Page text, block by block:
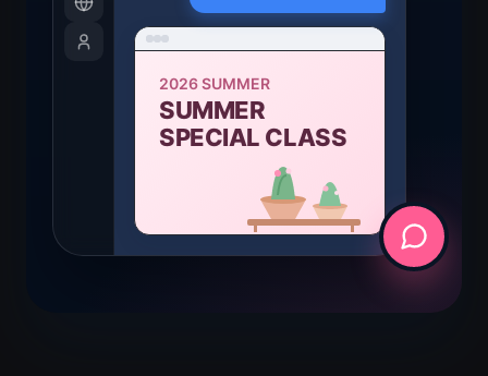
2026 SUMMER
SUMMER
SPECIAL CLASS